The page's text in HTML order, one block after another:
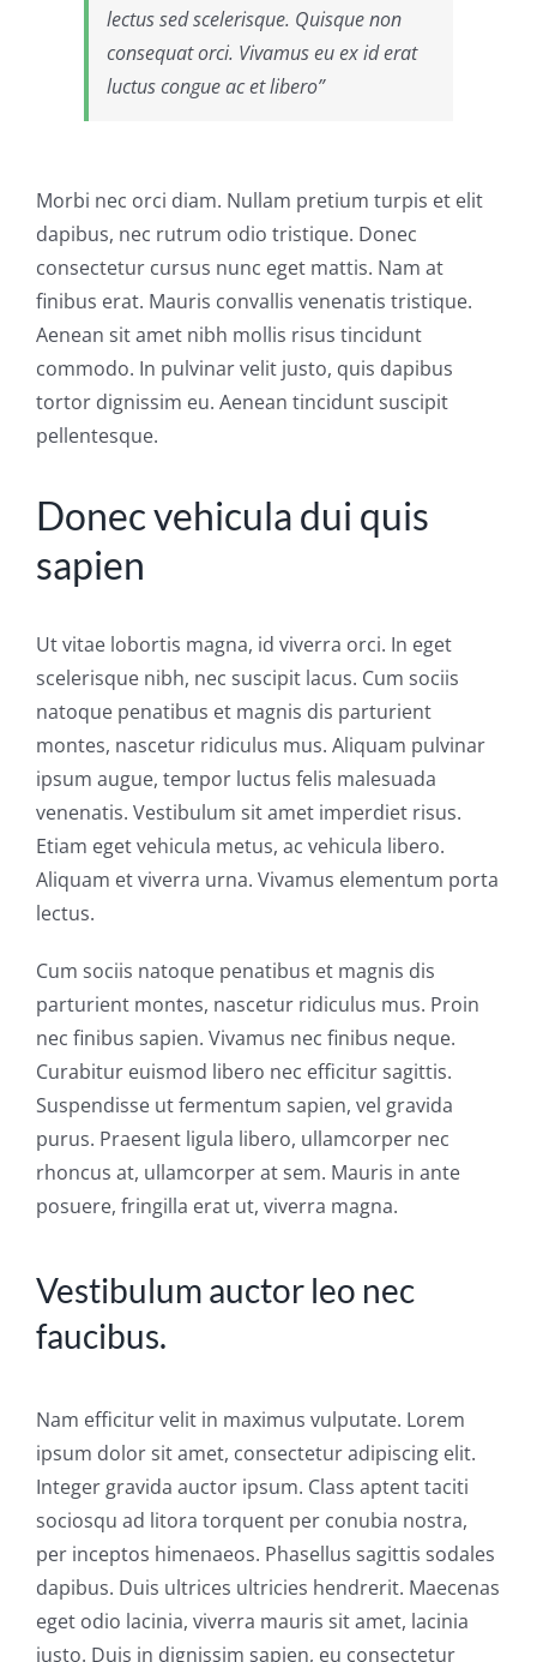
lectus sed scelerisque. Quisque non
consequat orci. Vivamus eu ex id erat
luctus congue ac et libero”
Morbi nec orci diam. Nullam pretium turpis et elit
dapibus, nec rutrum odio tristique. Donec
consectetur cursus nunc eget mattis. Nam at
finibus erat. Mauris convallis venenatis tristique.
Aenean sit amet nibh mollis risus tincidunt
commodo. In pulvinar velit justo, quis dapibus
tortor dignissim eu. Aenean tincidunt suscipit
pellentesque.
Donec vehicula dui quis
sapien
Ut vitae lobortis magna, id viverra orci. In eget
scelerisque nibh, nec suscipit lacus. Cum sociis
natoque penatibus et magnis dis parturient
montes, nascetur ridiculus mus. Aliquam pulvinar
ipsum augue, tempor luctus felis malesuada
venenatis. Vestibulum sit amet imperdiet risus.
Etiam eget vehicula metus, ac vehicula libero.
Aliquam et viverra urna. Vivamus elementum porta
lectus.
Cum sociis natoque penatibus et magnis dis
parturient montes, nascetur ridiculus mus. Proin
nec finibus sapien. Vivamus nec finibus neque.
Curabitur euismod libero nec efficitur sagittis.
Suspendisse ut fermentum sapien, vel gravida
purus. Praesent ligula libero, ullamcorper nec
rhoncus at, ullamcorper at sem. Mauris in ante
posuere, fringilla erat ut, viverra magna.
Vestibulum auctor leo nec
faucibus.
Nam efficitur velit in maximus vulputate. Lorem
ipsum dolor sit amet, consectetur adipiscing elit.
Integer gravida auctor ipsum. Class aptent taciti
sociosqu ad litora torquent per conubia nostra,
per inceptos himenaeos. Phasellus sagittis sodales
dapibus. Duis ultrices ultricies hendrerit. Maecenas
eget odio lacinia, viverra mauris sit amet, lacinia
justo. Duis in dignissim sapien, eu consectetur